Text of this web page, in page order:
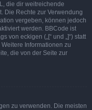
die dir weitreichende
Die Rechte zur Verwendung
vergeben, können jedoch
werden. BBCode ist
von eckigen („[“ und „]“) statt
Weitere Informationen zu
die von der Seite zur
zu verwenden. Die meisten